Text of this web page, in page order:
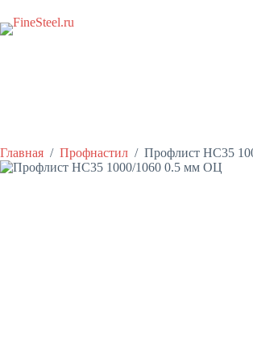
к
сути
Главная / Профнастил / Профлист НС35